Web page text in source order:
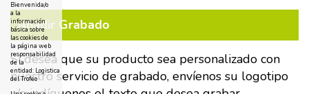
Añadir Grabado
Si desea que su producto sea personalizado con
nuestro servicio de grabado, envíenos su logotipo
Bienvenida/o
a la
información
básica sobre
las cookies de
la página web
responsabilidad
de la
entidad: Logistica
del Trofeo